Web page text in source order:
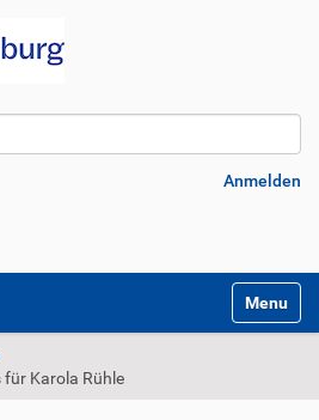
Anmelden
Karola Rühle